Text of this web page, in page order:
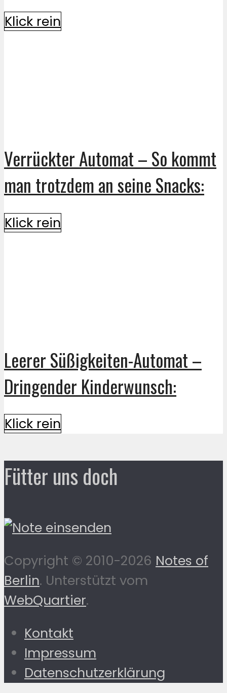
Klick rein
Verrückter Automat – So kommt
man trotzdem an seine Snacks:
Klick rein
Leerer Süßigkeiten-Automat –
Dringender Kinderwunsch:
Klick rein
Fütter uns doch
Copyright © 2010-2026 Notes of
Berlin. Unterstützt vom
WebQuartier.
Kontakt
Impressum
Datenschutzerklärung